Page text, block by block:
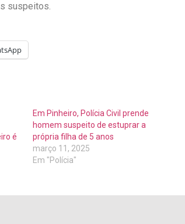
suspeitos.
é
Em Pinheiro, Polícia Civil prende
homem suspeito de estuprar a
própria filha de 5 anos
março 11, 2025
Em "Polícia"